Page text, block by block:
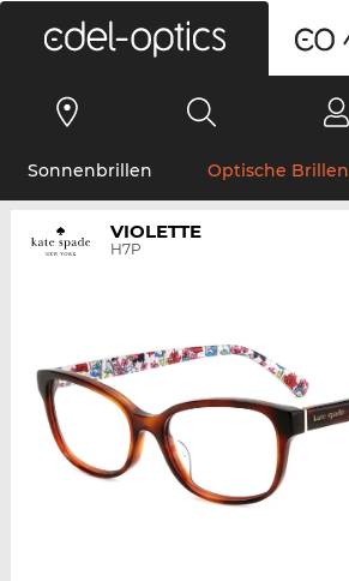
Sonnenbrillen Optische Brillen
VIOLETTE
H7P